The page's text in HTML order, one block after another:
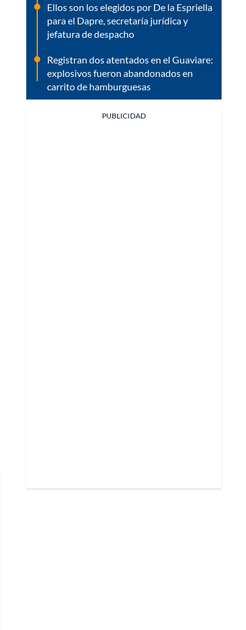
Ellos son los elegidos por De la Espriella
para el Dapre, secretaría jurídica y
jefatura de despacho
Registran dos atentados en el Guaviare:
explosivos fueron abandonados en
carrito de hamburguesas
PUBLICIDAD